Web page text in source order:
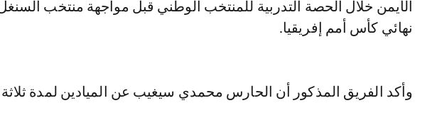
الأيمن خلال الحصة التدربية للمنتخب الوطني قبل مواجهة منتخب
نهائي كأس أمم إفريقيا.
وأكد الفريق المذكور أن الحارس محمدي سيغيب عن الميادين لمدة